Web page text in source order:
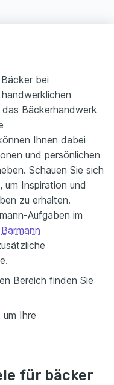
bei
Bäckerhandwerk
Ihnen dabei
und persönlichen
Schauen Sie sich
um Inspiration und
zu erhalten.
Aufgaben im
Barmann
Bereich finden Sie
um Ihre
für bäcker